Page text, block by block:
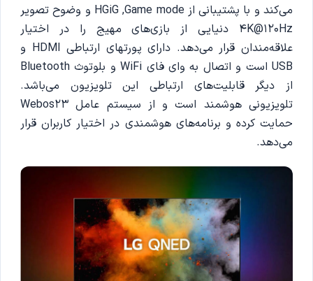
می‌کند و با پشتیبانی از HGiG ,Game mode و وضوح تصویر
4K@120Hz دنیایی از بازی‌های مهیج را در اختیار
علاقه‌مندان قرار می‌دهد. دارای پورتهای ارتباطی HDMI و
USB است و اتصال به وای فای WiFi و بلوتوث‌ Bluetooth
از دیگر قابلیت‌های ارتباطی این تلویزیون می‌باشد.
تلویزیونی هوشمند است و از سیستم عامل Webos23
حمایت کرده و برنامه‌های هوشمندی در اختیار کاربران قرار
می‌دهد.